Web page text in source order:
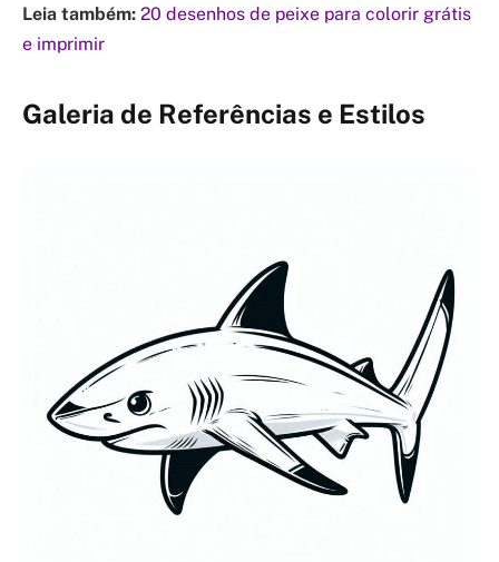
Leia também: 20 desenhos de peixe para colorir grátis
e imprimir
Galeria de Referências e Estilos